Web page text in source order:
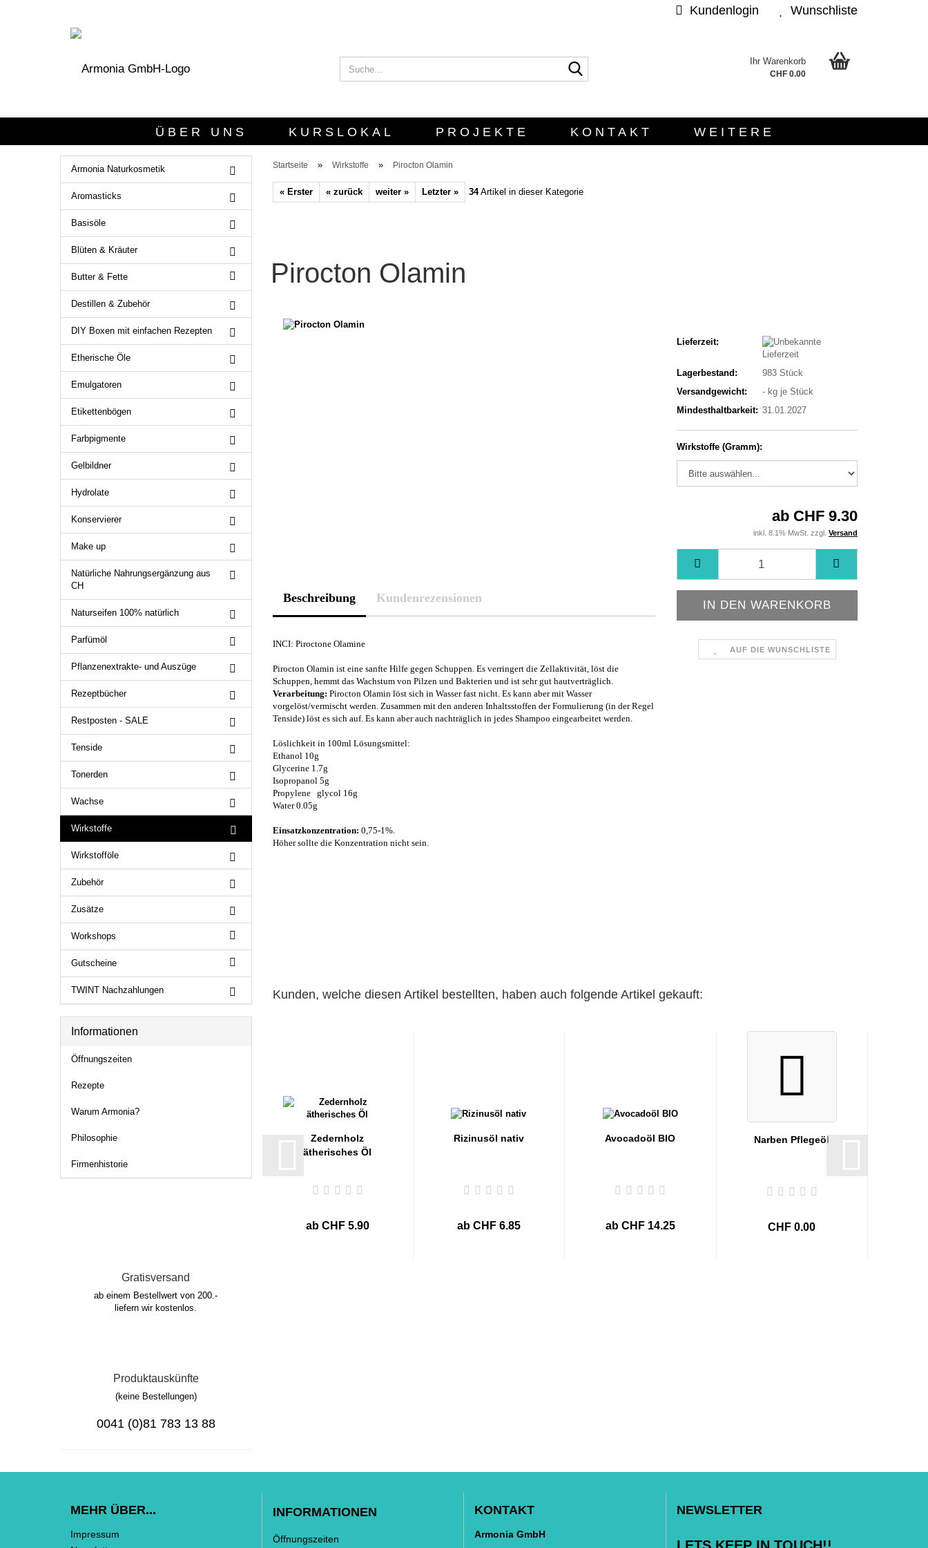
Kundenlogin
E-Mail
Passwort
Wunschliste
Ihr Warenkorb
CHF 0.00
ÜBER UNS KURSLOKAL PROJEKTE KONTAKT WEITERE
Startseite » Wirkstoffe » Pirocton Olamin
« Erster « zurück weiter » Letzter » 34Artikel in dieser Kategorie
Pirocton Olamin
Lieferzeit:
Lagerbestand: 983 Stück
Versandgewicht:
-kg je Stück
Mindesthaltbarkeit: 31.01.2027
Wirkstoffe (Gramm):
ab CHF 9.30
inkl. 8.1% MwSt. zzgl. Versand
AUF DIE WUNSCHLISTE
Beschreibung Kundenrezensionen
INCI: Piroctone Olamine
Pirocton Olamin ist eine sanfte Hilfe gegen Schuppen. Es verringert die Zellaktivität, löst die
Schuppen, hemmt das Wachstum von Pilzen und Bakterien und ist sehr gut hautverträglich.
Verarbeitung: Pirocton Olamin löst sich in Wasser fast nicht. Es kann aber mit Wasser
vorgelöst/vermischt werden. Zusammen mit den anderen Inhaltsstoffen der Formulierung (in der Regel
Tenside) löst es sich auf. Es kann aber auch nachträglich in jedes Shampoo eingearbeitet werden.
Löslichkeit in 100ml Lösungsmittel:
Ethanol 10g
Glycerine 1.7g
Isopropanol 5g
Propylene glycol 16g
Water 0.05g
Einsatzkonzentration: 0,75-1%.
Höher sollte die Konzentration nicht sein.
Kunden, welche diesen Artikel bestellten, haben auch folgende Artikel gekauft:
Zedernholz
ätherisches Öl
ab CHF 5.90
Rizinusöl nativ
ab CHF 6.85
Avocadoöl BIO
ab CHF 14.25
Narben Pflegeöl
CHF 0.00
Armonia Naturkosmetik
Aromasticks
Basisöle
Blüten & Kräuter
Butter & Fette
Destillen & Zubehör
DIY Boxen mit einfachen Rezepten
Etherische Öle
Emulgatoren
Etikettenbögen
Farbpigmente
Gelbildner
Hydrolate
Konservierer
Make up
Natürliche Nahrungsergänzung aus
CH
Naturseifen 100% natürlich
Parfümöl
Pflanzenextrakte- und Auszüge
Rezeptbücher
Restposten - SALE
Tenside
Tonerden
Wachse
Wirkstoffe
Wirkstofföle
Zubehör
Zusätze
Workshops
Gutscheine
TWINT Nachzahlungen
Informationen
Öffnungszeiten
Rezepte
Warum Armonia?
Philosophie
Firmenhistorie
Gratisversand
ab einem Bestellwert von 200.-
liefern wir kostenlos.
Produktauskünfte
(keine Bestellungen)
0041 (0)81 783 13 88
MEHR ÜBER...
Impressum
INFORMATIONEN
Öffnungszeiten
KONTAKT
Armonia GmbH
NEWSLETTER